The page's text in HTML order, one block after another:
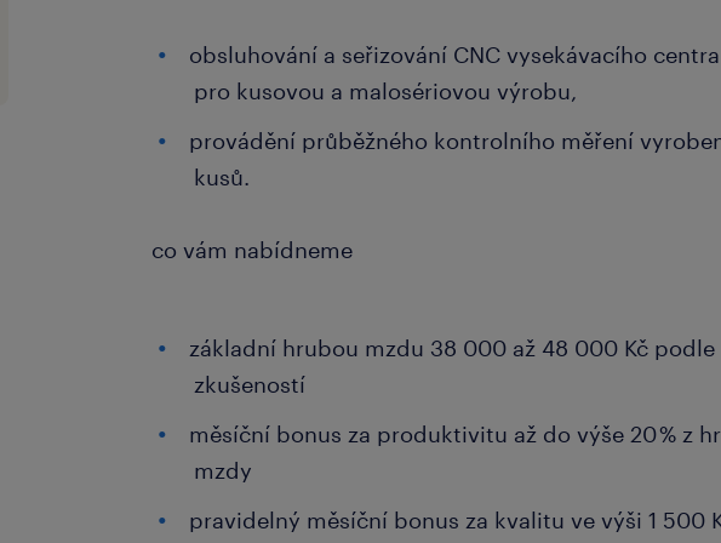
obsluhování a seřizování CNC vysekávacího centra
pro kusovou a malosériovou výrobu,
provádění průběžného kontrolního měření
kusů.
co vám nabídneme
základní hrubou mzdu 38 000 až 48 000 Kč podle
zkušeností
měsíční bonus za produktivitu až do výše 20 % z
mzdy
pravidelný měsíční bonus za kvalitu ve výši 1 500